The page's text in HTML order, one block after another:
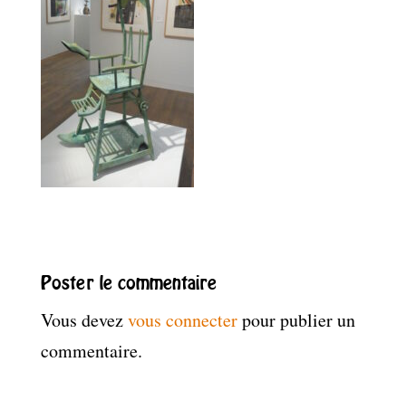
Poster le commentaire
Vous devezvous connecterpour publier un
commentaire.